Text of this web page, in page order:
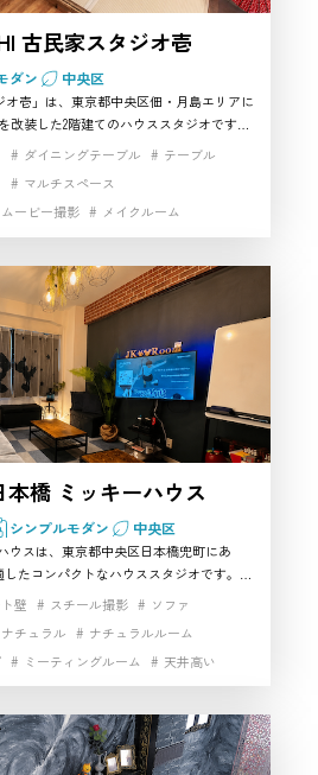
古民家スタジオ壱
ダン 中央区
オ壱」は、東京都中央区佃・月島エリアに
改装した2階建てのハウススタジオです。
ながらの玄関など、日本家屋ならではの
空間として使うことも可能です。和装ポ
撮影、インタビュー、動画制作に適して
の情景を撮影したい方におすすめの撮影ス
ダイニングテーブル
テーブル
マルチスペース
ムービー撮影
メイクルーム
家具・小物充実 小物撮影
展示会
タジオ
昭和レトロ家具
物 生活シーン 自然光
ターネット
本橋 ミッキーハウス
シンプルモダン 中央区
ウスは、東京都中央区日本橋兜町にあ
たコンパクトなハウススタジオです。茅
ァ、テーブル、キッチン、テレビ、漫
うなシーンを演出できる設備が充実してい
、インタビュー、商品紹介、日常生活を
まで幅広く対応。Wi-Fiと有線LANも利用
の撮影スタジオを探している方におすすめ
壁 スチール撮影
ソファ
ナチュラル
ナチュラルルーム
ミーティングルーム
天井高い
実 小物撮影 浴室
生活シーン
自然光 都心の隠れ家
開放感
高速インターネット